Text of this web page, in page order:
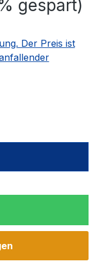
gespart)
Der Preis ist
Wert